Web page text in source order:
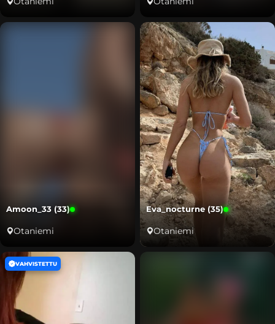
Amoon_33 (33)
Otaniemi
Eva_nocturne (35)
Otaniemi
VAHVISTETTU